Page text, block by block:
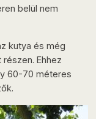
belül nem
kutya és még
Ehhez
60-70 méteres